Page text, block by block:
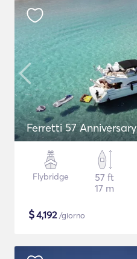
Ferretti 57 Anniversary
Flybridge
57 ft
17 m
$4,192/giorno